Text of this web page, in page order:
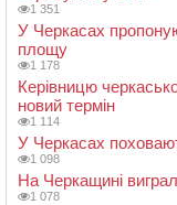
1 351
У Черкасах
площу
1 178
Керівницю
новий термін
1 114
У Черкасах
1 098
На Черкащині
1 078